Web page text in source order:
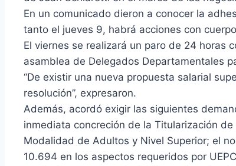
En un comunicado dieron a conocer la
tanto el jueves 9, habrá acciones con
El viernes se realizará un paro de 24 horas
asamblea de Delegados Departamentales
“De existir una nueva propuesta salarial
resolución”, expresaron.
Además, acordó exigir las siguientes
inmediata concreción de la Titularización
Modalidad de Adultos y Nivel Superior; el
10.694 en los aspectos requeridos por